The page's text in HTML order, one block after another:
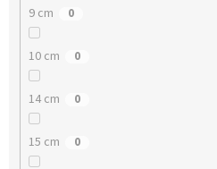
9 cm 0
10 cm 0
14 cm 0
15 cm 0